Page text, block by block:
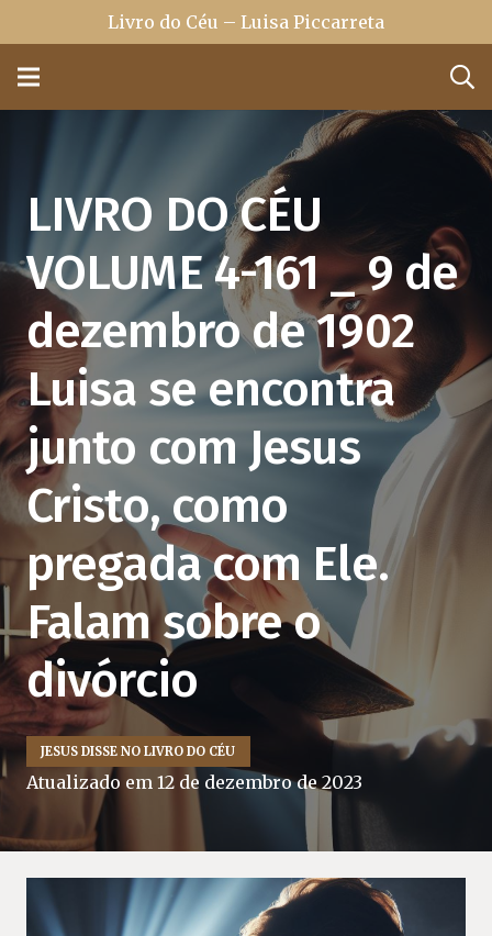
Livro do Céu – Luisa Piccarreta
LIVRO DO CÉU
VOLUME 4-161 _ 9 de
dezembro de 1902
Luisa se encontra
junto com Jesus
Cristo, como
pregada com Ele.
Falam sobre o
divórcio
JESUS DISSE NO LIVRO DO CÉU
Atualizado em 12 de dezembro de 2023